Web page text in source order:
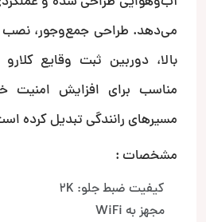
می‌دهد. طراحی جمع‌وجور،
مناسب برای افزایش امنیت
مسیرهای رانندگی تبدیل کرده
مشخصات :
کیفیت ضبط جلو: 2K
مجهز به WiFi